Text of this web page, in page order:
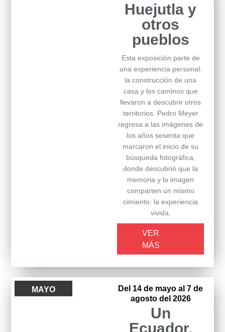
Huejutla y
otros
pueblos
Esta exposición parte de
una experiencia personal:
la construcción de una
casa y los caminos que
llevaron a descubrir otros
territorios. Pedro Meyer
regresa a las imágenes de
los años sesenta que
marcaron el inicio de su
búsqueda fotográfica,
donde descubrió que la
memoria y la imagen
comparten un mismo
cimiento: la experiencia
vivida.
VER
MÁS
MAYO
Del 14 de mayo al 7 de
agosto del 2026
Un
Ecuador,